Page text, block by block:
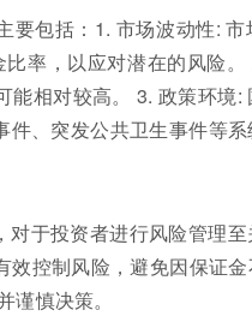
包括：1. 市场波动性:
率，以应对潜在的风险
相对较高。 3. 政策环境:
、突发公共卫生事件等
于投资者进行风险管理
控制风险，避免因保证
慎决策。